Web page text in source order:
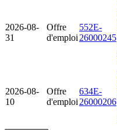
2026-08-
31
Offre
d'emploi
552E-
26000245
2026-08-
10
Offre
d'emploi
634E-
26000206